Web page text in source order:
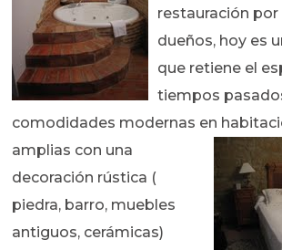
restauración
dueños, hoy es
que retiene el
tiempos
comodidades modernas en
amplias con una
decoración rústica (
piedra, barro, muebles
antiguos, cerámicas)